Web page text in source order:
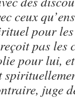
ceux
pour
pas les
pour lui,
juge